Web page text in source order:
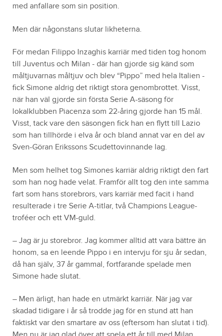
med anfallare som sin position.
Men där någonstans slutar likheterna.
För medan Filippo Inzaghis karriär med tiden tog honom
till Juventus och Milan - där han gjorde sig känd som
måltjuvarnas måltjuv och blev “Pippo” med hela Italien -
fick Simone aldrig det riktigt stora genombrottet. Visst,
när han väl gjorde sin första Serie A-säsong för
lokalklubben Piacenza som 22-åring gjorde han 15 mål.
Visst, tack vare den säsongen fick han en flytt till Lazio
som han tillhörde i elva år och bland annat var en del av
Sven-Göran Erikssons Scudettovinnande lag.
Men som helhet tog Simones karriär aldrig riktigt den fart
som han nog hade velat. Framför allt tog den inte samma
fart som hans storebrors, vars karriär med facit i hand
resulterade i tre Serie A-titlar, två Champions League-
troféer och ett VM-guld.
– Jag är ju storebror. Jag kommer alltid att vara bättre än
honom, sa en leende Pippo i en intervju för sju år sedan,
då han själv, 37 år gammal, fortfarande spelade men
Simone hade slutat.
– Men ärligt, han hade en utmärkt karriär. När jag var
skadad tidigare i år så trodde jag för en stund att han
faktiskt var den smartare av oss (eftersom han slutat i tid).